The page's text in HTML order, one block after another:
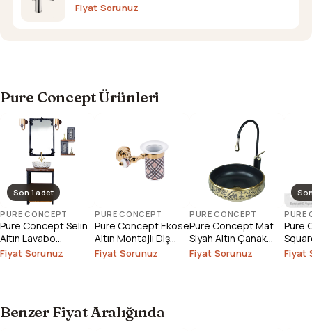
Fiyat Sorunuz
Pure Concept Ürünleri
Son 1 adet
PURE CONCEPT
Pure Concept Selin
Altın Lavabo
Bataryası (Outlet)
Fiyat Sorunuz
PURE CONCEPT
Pure Concept Ekose
Altın Montajlı Diş
Fırçalık
Fiyat Sorunuz
PURE CONCEPT
Pure Concept Mat
Siyah Altın Çanak
Lavabo
Fiyat Sorunuz
PURE
Pure
Fiyat
Benzer Fiyat Aralığında